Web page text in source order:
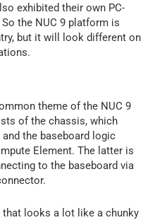
exhibited their own PC-
the NUC 9 platform is
but it will look different on
theme of the NUC 9
of the chassis, which
the baseboard logic
Element. The latter is
to the baseboard via
looks a lot like a chunky